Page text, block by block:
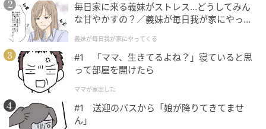
か。天使なのか、それともAIなのか。チョンムのこと
を覚えていてくださることも不思議でありがたい」と
表現した。
毎日家に来る義妹がストレス…どうしてみん
な甘やかすの？／義妹が毎日我が家にやって
が】
義妹が毎日我が家にやってくる
#1 「ママ、生きてるよね？」寝ていると思
って部屋を開けたら
ママが家出した
#1 送迎のバスから「娘が降りてきてませ
ん」